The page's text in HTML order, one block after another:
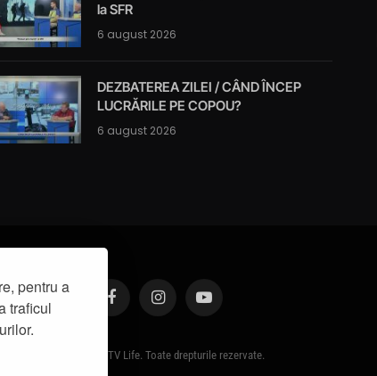
pentru a
traficul
la SFR
6 august 2026
DEZBATEREA ZILEI / CÂND ÎNCEP
LUCRĂRILE PE COPOU?
6 august 2026
FacebookInstagramYouTube
© 2019 - IasiTV Life. Toate drepturile rezervate.